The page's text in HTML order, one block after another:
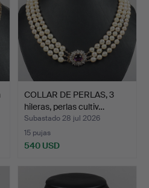
COLLAR DE PERLAS, 3
hileras, perlas cultiv…
Subastado 28 jul 2026
15 pujas
540 USD